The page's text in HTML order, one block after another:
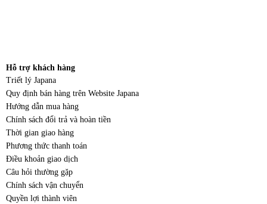
Hỗ trợ khách hàng
Triết lý Japana
Quy định bán hàng trên Website Japana
Hướng dẫn mua hàng
Chính sách đổi trả và hoàn tiền
Thời gian giao hàng
Phương thức thanh toán
Điều khoản giao dịch
Câu hỏi thường gặp
Chính sách vận chuyển
Quyền lợi thành viên